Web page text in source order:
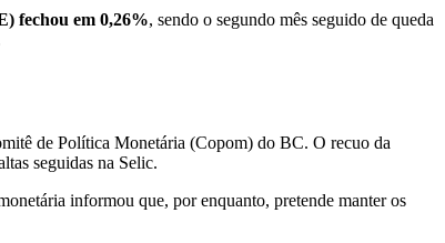
fechou em 0,26%, sendo o segundo mês seguido de queda
de Política Monetária (Copom) do BC. O recuo da
seguidas na Selic.
informou que, por enquanto, pretende manter os